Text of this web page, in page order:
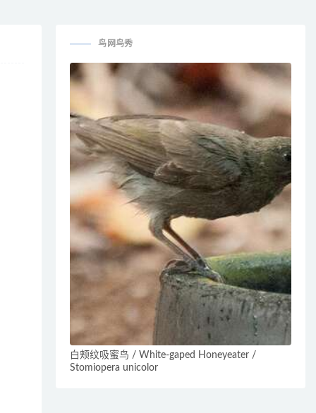
鸟网鸟秀
白颊纹吸蜜鸟 / White-gaped Honeyeater /
Stomiopera unicolor